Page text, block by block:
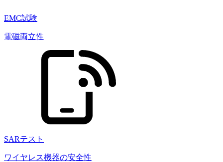
EMC試験
電磁両立性
SARテスト
ワイヤレス機器の安全性